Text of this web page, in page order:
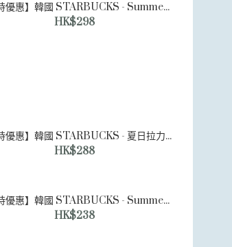
【限時優惠】韓國 STARBUCKS - Summer Dion 冷飲杯 Cold Cup 591ml
HK$298
【限時優惠】韓國 STARBUCKS - 夏日拉力隨行杯 Summer Rally Tumbler 532ml
HK$288
【限時優惠】韓國 STARBUCKS - Summer Cassette Bag 夏日卡式帶造型
HK$238